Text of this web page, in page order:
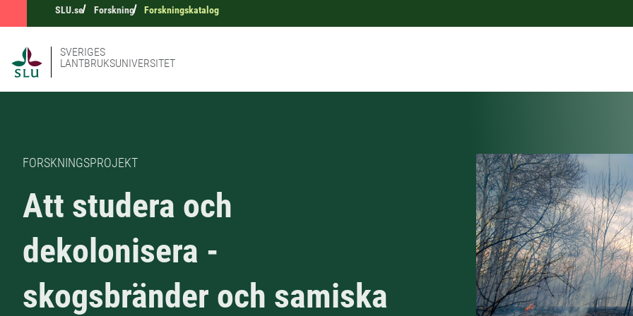
SLU.se Forskning Forskningskatalog
SVERIGES
LANTBRUKSUNIVERSITET
FORSKNINGSPROJEKT
Att studera och
dekolonisera -
skogsbränder och samiska